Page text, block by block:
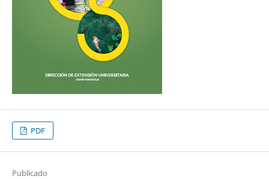
PDF
Publicado